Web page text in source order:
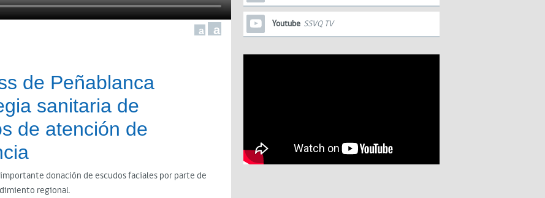
a a
de Peñablanca
sanitaria de
de atención de
donación de escudos faciales por parte de
regional.
Youtube SSVQ TV